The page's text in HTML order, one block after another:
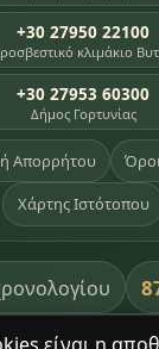
+30 27950 22100
κλιμάκιο
+30 27953 60300
Δήμος Γορτυνίας
Απορρήτου
Χάρτης Ιστότοπου
βιβλία